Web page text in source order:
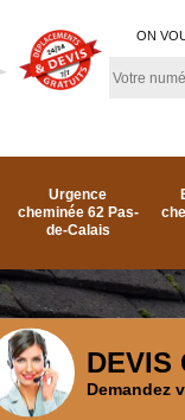
ON
Urgence
cheminée 62 Pas-
de-Calais
DEVIS
Demandez